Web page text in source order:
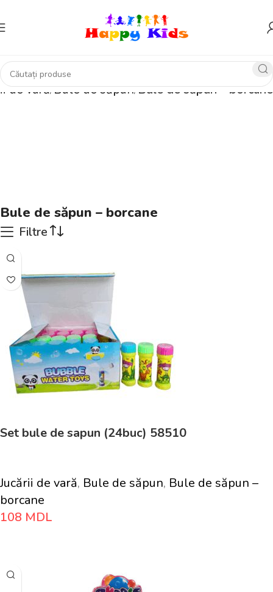
de vară Bule de săpun Bule de săpun – borcane
Bule de săpun – borcane
Filtre
Set bule de sapun (24buc) 58510
Jucării de vară, Bule de săpun, Bule de săpun –
borcane
108 MDL